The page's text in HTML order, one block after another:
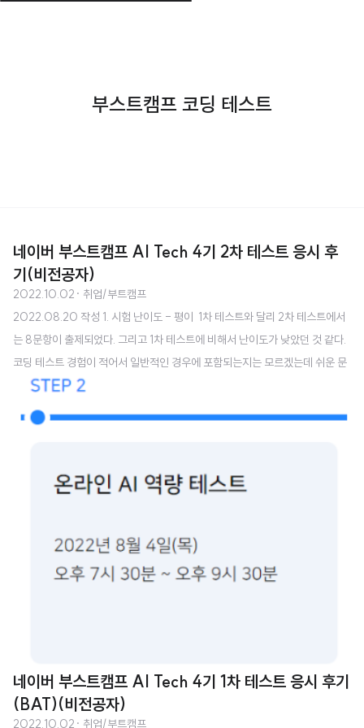
부스트캠프 코딩 테스트
네이버 부스트캠프 AI Tech 4기 2차 테스트 응시 후
기(비전공자)
2022.10.02 · 취업/부트캠프
2022.08.20 작성 1. 시험 난이도 - 평이 ​ 1차 테스트와 달리 2차 테스트에서
는 8문항이 출제되었다. 그리고 1차 테스트에 비해서 난이도가 낮았던 것 같다. ​
코딩 테스트 경험이 적어서 일반적인 경우에 포함되는지는 모르겠는데 쉬운 문
제와 어려운 문제의 난이도 차이가 심한 편이었다. 8문제 중 쉬운 5문제는 알고
리즘 문제 풀이를 어느정도 해봤으면 쉽게 접근하여 아이디어를 떠올리고 구현
할 수 있는 문제들이었다고 생각한다. ​ 나머지 3문제는 심화된 알고리즘을 배워
리는 것이 어렵다기보다는 특정 알고리즘들을 익히고 있어야 바로 연결해서 풀
이할 수 있지 않았나 싶었다. ​ 어쨌든 어려운 문제들의 난이도도 1차의 어려운 문
네이버 부스트캠프 AI Tech 4기 1차 테스트 응시 후기
(BAT)(비전공자)
2022.10.02 · 취업/부트캠프